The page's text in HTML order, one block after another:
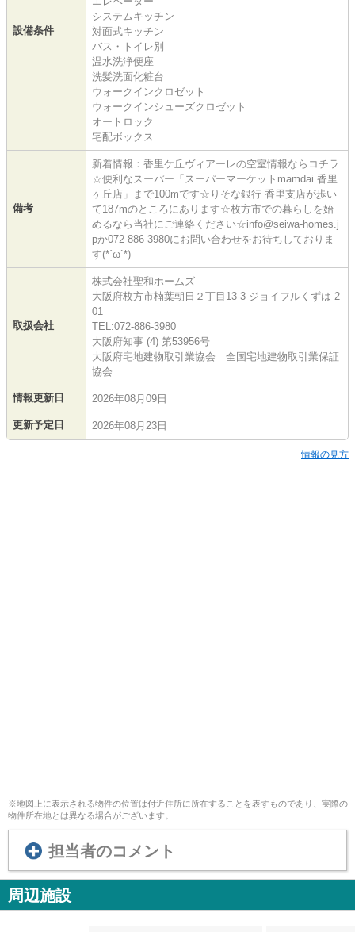
設備条件
システムキッチン
対面式キッチン
バス・トイレ別
温水洗浄便座
洗髪洗面化粧台
ウォークインクロゼット
ウォークインシューズクロゼット
オートロック
宅配ボックス
備考
新着情報：香里ケ丘ヴィアーレの空室情報ならコチラ
☆便利なスーパー「スーパーマーケットmamdai 香里
ヶ丘店」まで100mです☆りそな銀行 香里支店が歩い
て187mのところにあります☆枚方市での暮らしを始
めるなら当社にご連絡ください☆info@seiwa-homes.j
pか072-886-3980にお問い合わせをお待ちしておりま
す(*´ω`*)
取扱会社
株式会社聖和ホームズ
大阪府枚方市楠葉朝日２丁目13-3 ジョイフルくずは 2
01
TEL:072-886-3980
大阪府知事 (4) 第53956号
大阪府宅地建物取引業協会 全国宅地建物取引業保証
協会
情報更新日 2026年08月09日
更新予定日 2026年08月23日
情報の見方
※地図上に表示される物件の位置は付近住所に所在することを表すものであり、実際の
物件所在地とは異なる場合がございます。
担当者のコメント
周辺施設